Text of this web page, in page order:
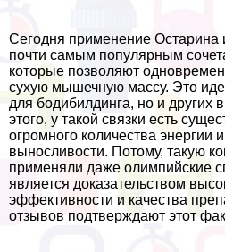
Сегодня применение Остарина
почти самым популярным
которые позволяют
сухую мышечную массу. Это
для бодибилдинга, но и других
этого, у такой связки есть
огромного количества энергии
выносливости. Потому, такую
применяли даже олимпийские
является доказательством
эффективности и качества
отзывов подтверждают этот